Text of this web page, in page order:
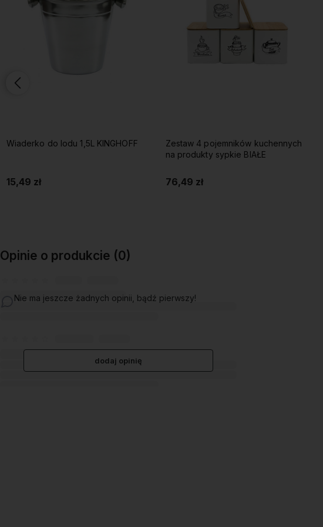
Wiaderko do lodu 1,5L KINGHOFF
15,49 zł
Zestaw 4 pojemników kuchennych
na produkty sypkie BIAŁE
76,49 zł
Opinie o produkcie (0)
Nie ma jeszcze żadnych opinii, bądź pierwszy!
dodaj opinię